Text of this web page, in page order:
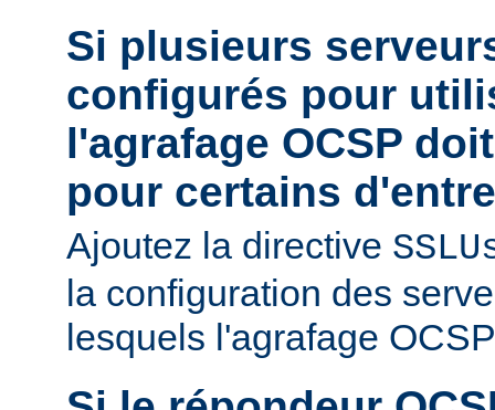
Si plusieurs
configurés pour
l'agrafage OCSP
pour certains
Ajoutez la directive
la configuration des
lesquels l'agrafage